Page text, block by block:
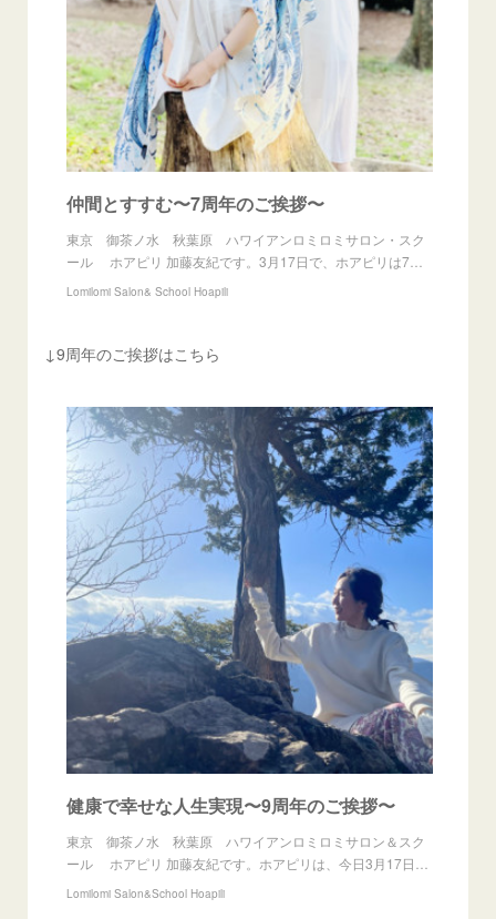
仲間とすすむ〜7周年のご挨拶〜
東京 御茶ノ水 秋葉原 ハワイアンロミロミサロン・スク
ール ホアピリ 加藤友紀です。3月17日で、ホアピリは7…
Lomilomi Salon& School Hoapili
↓9周年のご挨拶はこちら
健康で幸せな人生実現〜9周年のご挨拶〜
東京 御茶ノ水 秋葉原 ハワイアンロミロミサロン＆スク
ール ホアピリ 加藤友紀です。ホアピリは、今日3月17日…
Lomilomi Salon&School Hoapili